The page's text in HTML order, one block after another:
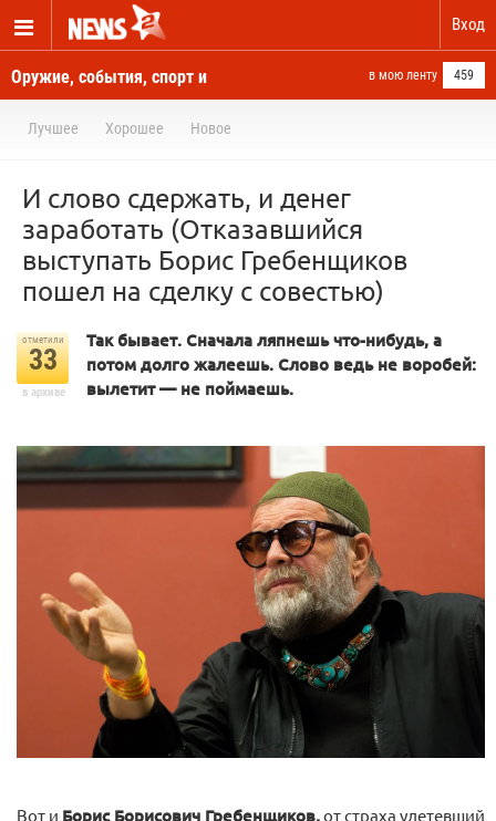
Вход
Оружие, события, спорт и
новости отовсюду
в мою ленту 459
Лучшее Хорошее Новое
И слово сдержать, и денег
заработать (Отказавшийся
выступать Борис Гребенщиков
пошел на сделку с совестью)
отметили
33
в архиве
Так бывает. Сначала ляпнешь что-нибудь, а
потом долго жалеешь. Слово ведь не воробей:
вылетит — не поймаешь.
Вот и Борис Борисович Гребенщиков,от страха улетевший